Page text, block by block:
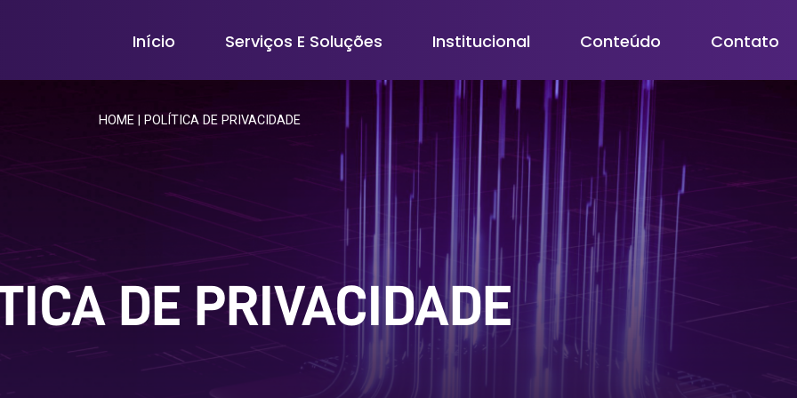
Início Serviços E Soluções Institucional Conteúdo Contato
HOME| POLÍTICA DE PRIVACIDADE
DE PRIVACIDADE